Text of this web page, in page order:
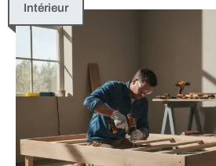
Intérieur